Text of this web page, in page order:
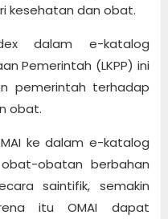
kesehatan dan obat.
dalam e-katalog
Pemerintah (LKPP) ini
pemerintah terhadap
obat.
ke dalam e-katalog
obatan berbahan
saintifik, semakin
itu OMAI dapat